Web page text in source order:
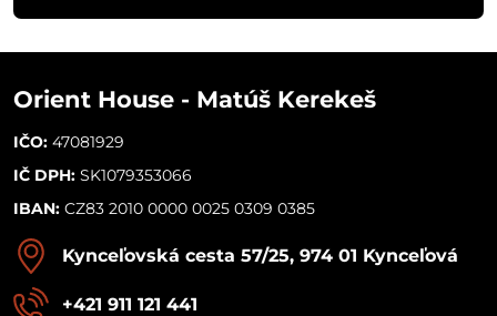
Orient House - Matúš Kerekeš
IČO: 47081929
IČ DPH: SK1079353066
IBAN: CZ83 2010 0000 0025 0309 0385
Kynceľovská cesta 57/25, 974 01 Kynceľová
+421 911 121 441